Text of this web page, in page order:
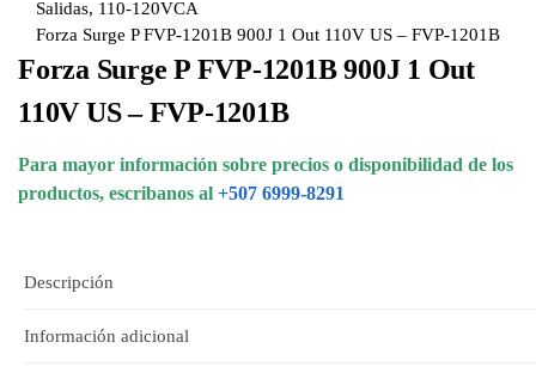
Forza Surge P FVP-1201B 900J 1 Out 110V US – FVP-1201B
Forza Surge P FVP-1201B 900J 1 Out
110V US – FVP-1201B
Para mayor información sobre precios o disponibilidad de los
productos, escribanos al +507 6999-8291
Descripción
Información adicional